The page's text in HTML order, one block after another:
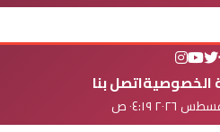
الخصوصيةاتصل بنا